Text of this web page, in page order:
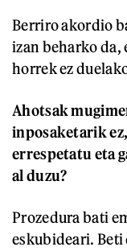
Berriro akordio
izan beharko da,
horrek ez
Ahotsak
inposaketarik
errespetatu eta
al duzu?
Prozedura bati
eskubideari.